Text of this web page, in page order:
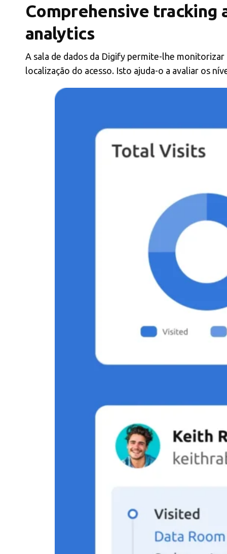
Comprehensive tracking
analytics
A sala de dados da Digify permite-lhe
localização do acesso. Isto ajuda-o a avaliar os